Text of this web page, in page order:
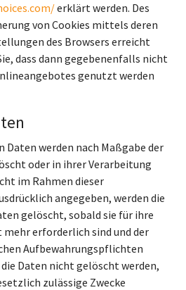
erklärt werden. Des
von Cookies mittels deren
des Browsers erreicht
dass dann gegebenenfalls nicht
genutzt werden
Daten werden nach Maßgabe der
oder in ihrer Verarbeitung
im Rahmen dieser
angegeben, werden die
gelöscht, sobald sie für ihre
erforderlich sind und der
Aufbewahrungspflichten
Daten nicht gelöscht werden,
zulässige Zwecke